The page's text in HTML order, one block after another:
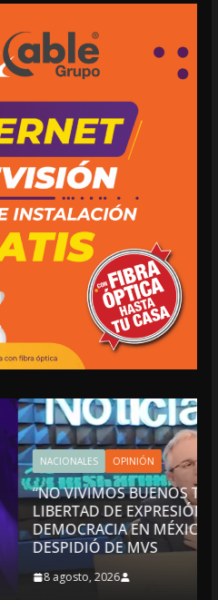
TIEMPOS PARA LA
NI PARA LA
LUIS CÁRDENAS; SE